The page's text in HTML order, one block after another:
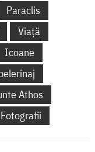
Paraclis
Viață
Icoane
Athos
Fotografii